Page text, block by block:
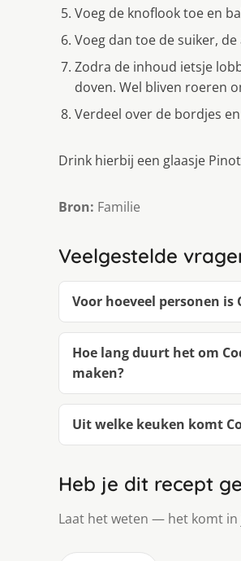
Voeg de knoflook toe en
Voeg dan toe de suiker,
Zodra de inhoud ietsje
doven. Wel bliven roeren
Verdeel over de bordjes
Drink hierbij een glaasje
Bron: Familie
Veelgestelde
Voor hoeveel personen is
Hoe lang duurt het om
maken?
Uit welke keuken komt
Heb je dit recept
Laat het weten — het komt in